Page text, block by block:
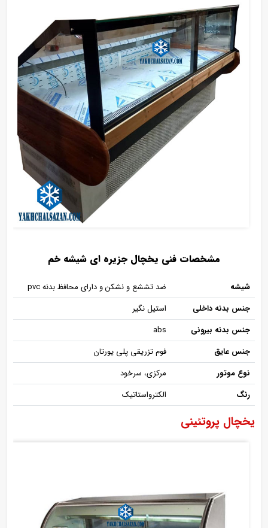
مشخصات فنی یخچال جزیره ای شیشه خم
شیشه
ضد تششع و نشکن و دارای محافظ بدنه pvc
جنس بدنه داخلی
استیل نگیر
جنس بدنه بیرونی
abs
جنس عایق
فوم تزریقی پلی یورتان
نوع موتور
مرکزی، سرخود
رنگ
الکترواستاتیک
یخچال پروتئینی